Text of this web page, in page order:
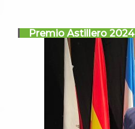
Premio Astillero 2024